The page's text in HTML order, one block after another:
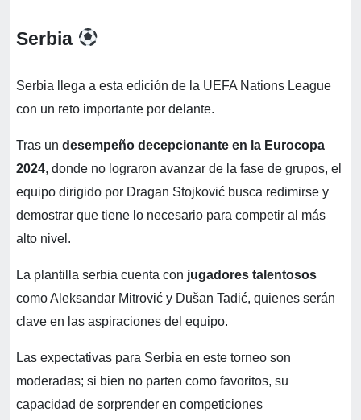
Serbia
Serbia llega a esta edición de la UEFA Nations League
con un reto importante por delante.
Tras un desempeño decepcionante en la Eurocopa
2024, donde no lograron avanzar de la fase de grupos, el
equipo dirigido por Dragan Stojković busca redimirse y
demostrar que tiene lo necesario para competir al más
alto nivel.
La plantilla serbia cuenta con jugadores talentosos
como Aleksandar Mitrović y Dušan Tadić, quienes serán
clave en las aspiraciones del equipo.
Las expectativas para Serbia en este torneo son
moderadas; si bien no parten como favoritos, su
capacidad de sorprender en competiciones